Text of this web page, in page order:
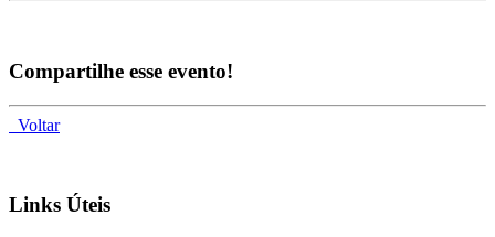
Compartilhe esse evento!
Voltar
Links Úteis